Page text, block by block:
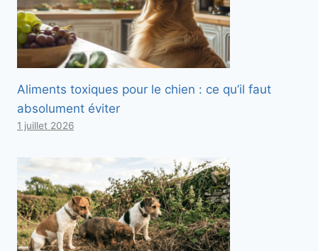
Aliments toxiques pour le chien : ce qu’il faut
absolument éviter
1 juillet 2026